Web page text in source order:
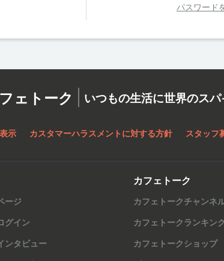
パスワード
ェトーク いつもの生活に世界のス
示 カスタマーハラスメントに対する方針 スタッフ
ージ
グイン
ンタビュー
カフェトーク
カフェトークチャンネ
カフェトークランキン
カフェトークショップ